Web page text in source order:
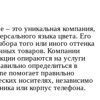
– это уникальная компания,
языка цвета. Его
того или иного оттенка
товаров. Компании
опираются на услуги
определиться в
помогает правильно
носителях, независимо
или корпус телефона.